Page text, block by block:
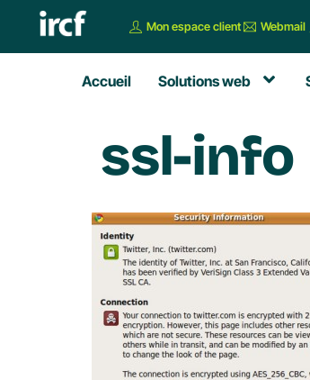
Mon espace client Webmail
Accueil Solutions web
ssl-info